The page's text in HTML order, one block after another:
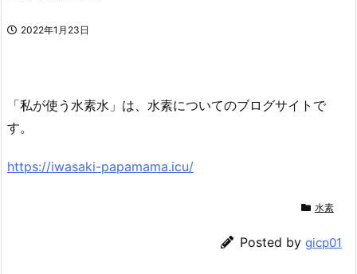
2022年1月23日
「私が使う水素水」は、水素についてのブログサイトで
す。
https://iwasaki-papamama.icu/
水素
Posted by gicp01